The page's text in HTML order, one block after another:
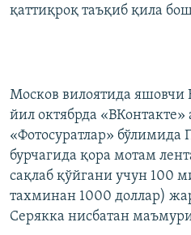
қаттиқроқ таъқиб қила
Москов вилоятида яшовчи
йил октябрда
«Фотосуратлар»
бурчагида қора мотам
сақлаб қўйгани учун 100
тахминан 1000 доллар)
Серякка нисбатан